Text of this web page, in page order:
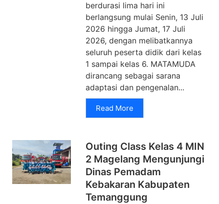
berdurasi lima hari ini
berlangsung mulai Senin, 13 Juli
2026 hingga Jumat, 17 Juli
2026, dengan melibatkannya
seluruh peserta didik dari kelas
1 sampai kelas 6. MATAMUDA
dirancang sebagai sarana
adaptasi dan pengenalan...
Read More
Outing Class Kelas 4 MIN
2 Magelang Mengunjungi
Dinas Pemadam
Kebakaran Kabupaten
Temanggung